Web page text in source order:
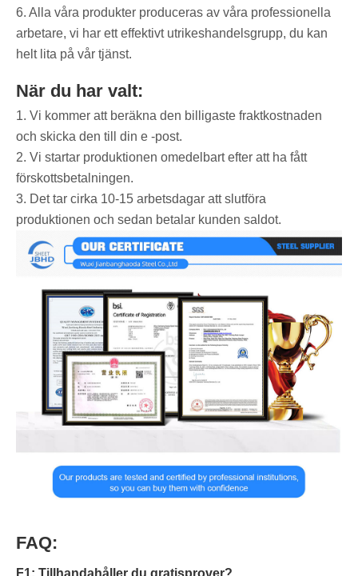
6. Alla våra produkter produceras av våra professionella
arbetare, vi har ett effektivt utrikeshandelsgrupp, du kan
helt lita på vår tjänst.
När du har valt:
1. Vi kommer att beräkna den billigaste fraktkostnaden
och skicka den till din e -post.
2. Vi startar produktionen omedelbart efter att ha fått
förskottsbetalningen.
3. Det tar cirka 10-15 arbetsdagar att slutföra
produktionen och sedan betalar kunden saldot.
FAQ: